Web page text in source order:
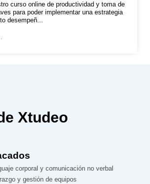
curso online de productividad y toma de
para poder implementar una estrategia
desempeñ...
Xtudeo
corporal y comunicación no verbal
y gestión de equipos